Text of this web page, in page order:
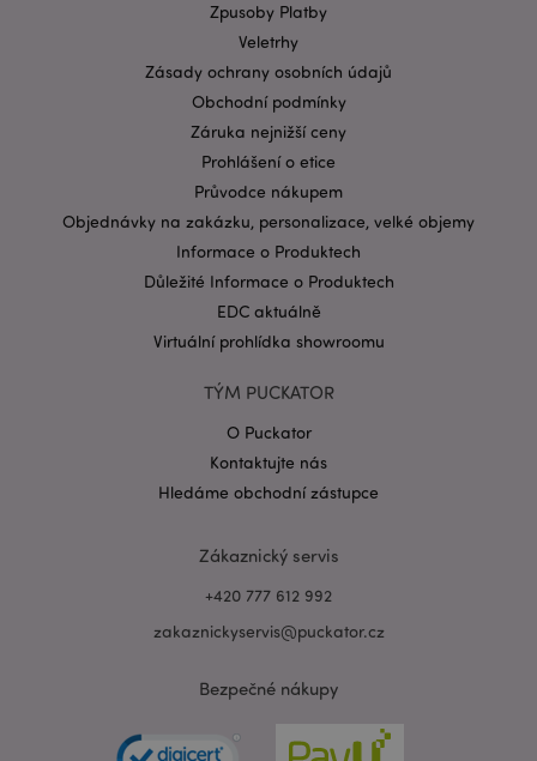
Zpusoby Platby
Veletrhy
Zásady ochrany osobních údajů
Obchodní podmínky
Záruka nejnižší ceny
Prohlášení o etice
Průvodce nákupem
Objednávky na zakázku, personalizace, velké objemy
Informace o Produktech
Důležité Informace o Produktech
EDC aktuálně
Virtuální prohlídka showroomu
TÝM PUCKATOR
O Puckator
Kontaktujte nás
Hledáme obchodní zástupce
Zákaznický servis
+420 777 612 992
zakaznickyservis@puckator.cz
Bezpečné nákupy
funkce webových stránek, jako je přihlášení
uživatele a správa účtu. Bez nezbytně nutných
souborů cookie nelze webovou stránku správně
používat.
CookieScriptConsent
www.puckator.cz
Zásadách ochrany osobních údajů společnosti